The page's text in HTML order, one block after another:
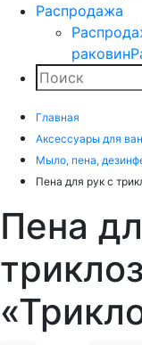
Распродажа
раковин
Поиск
Главная
Аксессуары для
Мыло, пена,
Пена для рук с
Пена